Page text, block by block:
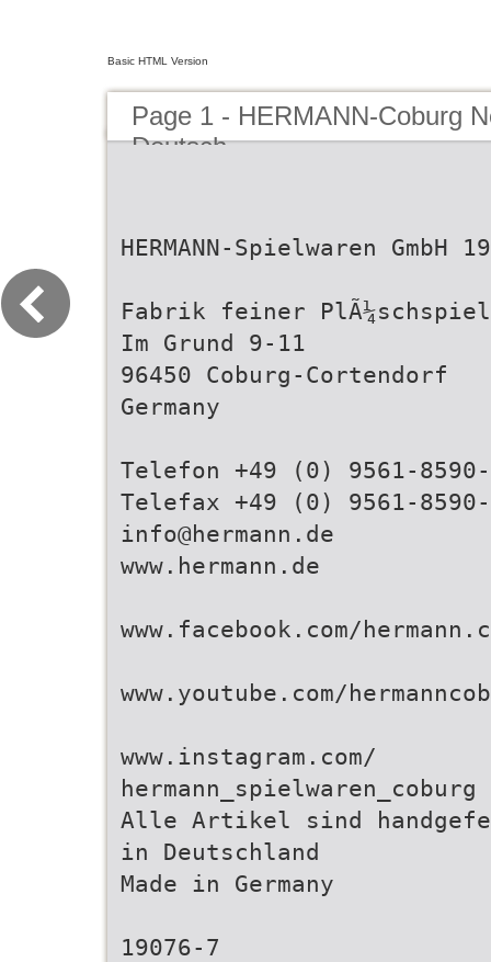
Basic HTML Version
Page 1 - HERMANN-Coburg
Deutsch
HERMANN-Spielwaren GmbH
Fabrik feiner
Im Grund 9-11
96450 Coburg-Cortendorf
Germany
Telefon +49 (0) 9561-
Telefax +49 (0) 9561-
info@hermann.de
www.hermann.de
www.facebook.com/
www.youtube.com/
www.instagram.com/
hermann_spielwaren_coburg
Alle Artikel sind
in Deutschland
Made in Germany
19076-7